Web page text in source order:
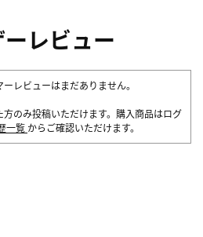
レビュー
レビューはまだありません。
のみ投稿いただけます。購入商品はログ
一覧 からご確認いただけます。